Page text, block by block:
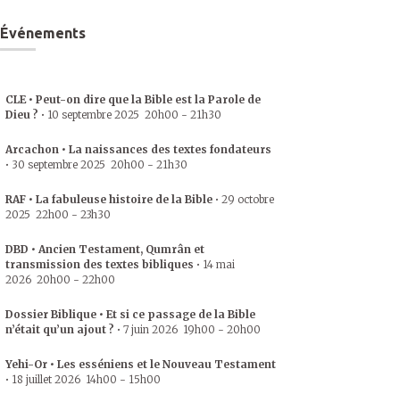
Événements
CLE • Peut-on dire que la Bible est la Parole de
Dieu ? • 10 septembre 2025 20h00 - 21h30
Arcachon • La naissances des textes fondateurs
• 30 septembre 2025 20h00 - 21h30
RAF • La fabuleuse histoire de la Bible • 29 octobre
2025 22h00 - 23h30
DBD • Ancien Testament, Qumrân et
transmission des textes bibliques • 14 mai
2026 20h00 - 22h00
Dossier Biblique • Et si ce passage de la Bible
n’était qu’un ajout ? • 7 juin 2026 19h00 - 20h00
Yehi-Or • Les esséniens et le Nouveau Testament
• 18 juillet 2026 14h00 - 15h00